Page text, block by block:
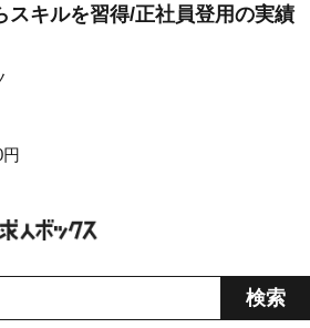
スキルを習得/正社員登用の実績